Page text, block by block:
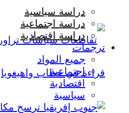
دراسة سياسية
دراسة اجتماعية
دراسة اقتصادية
ترجمات
جميع المواد
اجتماعية
اقتصادية
سياسية